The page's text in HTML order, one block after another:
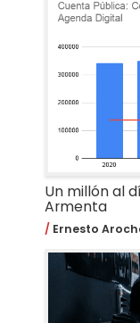
Un millón al
Armenta
Ernesto